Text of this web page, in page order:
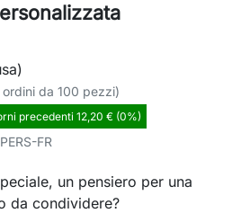
da 100 pezzi)
precedenti 12,20 € (0%)
FR
un pensiero per una
da condividere?